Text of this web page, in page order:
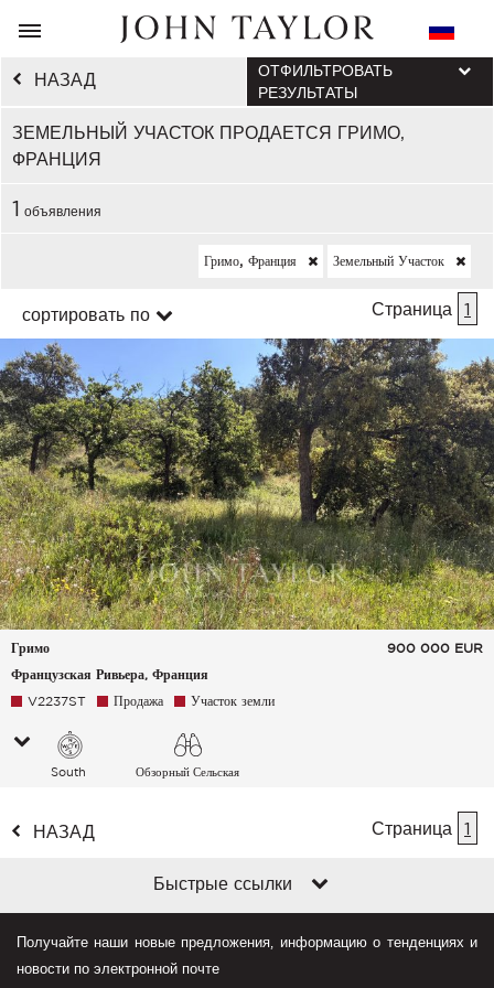
НАЗАД
ЗЕМЕЛЬНЫЙ УЧАСТОК ПРОДАЕТСЯ ГРИМО,
ФРАНЦИЯ
ОТФИЛЬТРОВАТЬ
РЕЗУЛЬТАТЫ
1 объявления
Гримо, Франция Земельный Участок
сортировать по Страница 1
Гримо
Французская Ривьера, Франция
900 000 EUR
V2237ST Продажа Участок земли
South
Обзорный Сельская
НАЗАД Страница 1
Быстрые ссылки
Получайте наши новые предложения, информацию о тенденциях и
новости по электронной почте